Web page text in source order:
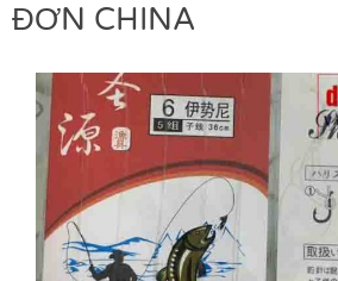
ĐƠN CHINA